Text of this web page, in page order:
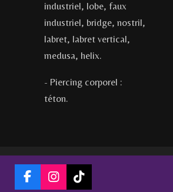
industriel, lobe, faux
industriel, bridge, nostril,
labret, labret vertical,
medusa, helix.
- Piercing corporel :
téton.
F
I
T